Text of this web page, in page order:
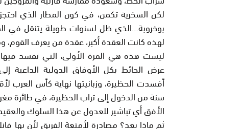
لكن السخرية تكمن، في كون المطار الذي
بوخروبة…الذي ظل لسنوات طويلة يتنقل في
لهذه كانت العقدة أكبر، عقدة من يعرف
ليست هذه هي المرة الأولى، التي تفسد فيها
عرض الحائط بكل الأوفاق الدولية الداعية
سنة من الدخول إلى تراب الحظيرة، في طائرة
الأفق أي تباشير للعدول عن هذا السلوك
ثم ماذا بعد؟ مصادرة لأمتعة الفريق لأن بها